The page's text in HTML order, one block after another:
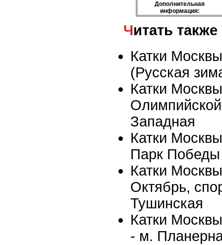
Дополнительная
информация:
Читать также
Катки
(Русская
Катки
Западная
Катки
Парк Победы
Катки
Октябрь,
Тушинская
Катки
- м.